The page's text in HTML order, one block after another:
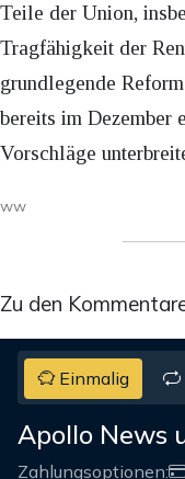
Teile der Union,
Tragfähigkeit der
grundlegende
bereits im Dezember
Vorschläge
ww
Zu den
Einmalig
Apollo News
Zahlungsoptionen: